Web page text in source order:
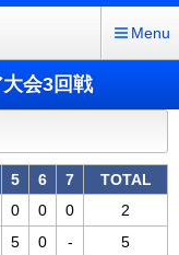
Menu
会3回戦
5 6 7
TOTAL
0 0 0
2
5 0 - 5